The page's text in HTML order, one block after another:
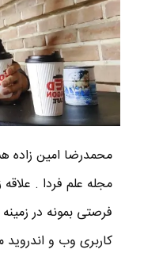
محمدرضا امين زاده
مجله علم فردا .
فرصتی بمونه در
کاربری وب و